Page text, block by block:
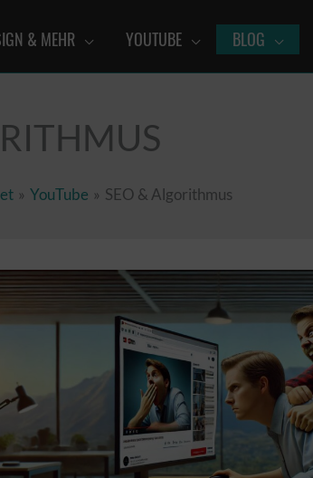
& MEHR YOUTUBE BLOG
YouTube SEO & Algorithmus